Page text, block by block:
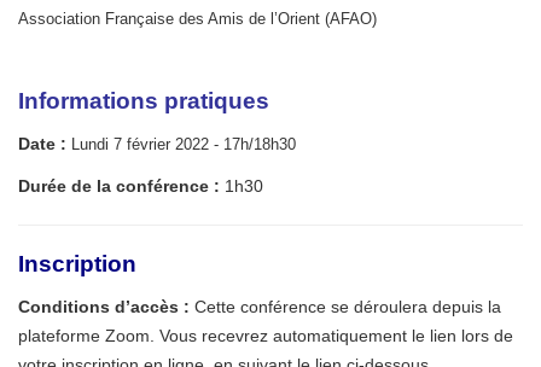
Association Française des Amis de l’Orient (AFAO)
Informations pratiques
Date : Lundi 7 février 2022 - 17h/18h30
Durée de la conférence : 1h30
Inscription
Conditions d’accès : Cette conférence se déroulera depuis la
plateforme Zoom. Vous recevrez automatiquement le lien lors de